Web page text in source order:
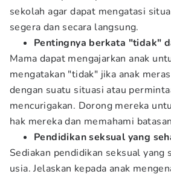
sekolah agar dapat mengatasi
segera dan secara langsung.
Pentingnya berkata "tidak"
Mama dapat mengajarkan anak
mengatakan "tidak" jika anak
dengan suatu situasi atau
mencurigakan. Dorong mereka
hak mereka dan memahami
Pendidikan seksual yang
Sediakan pendidikan seksual yang
usia. Jelaskan kepada anak